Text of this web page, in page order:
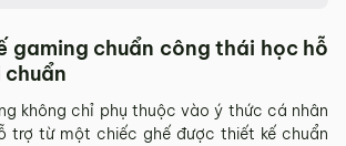
gaming chuẩn công thái học hỗ
không chỉ phụ thuộc vào ý thức cá nhân
trợ từ một chiếc ghế được thiết kế chuẩn